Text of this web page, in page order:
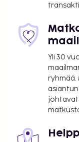
Yli 30
ryhmää.
johtavat